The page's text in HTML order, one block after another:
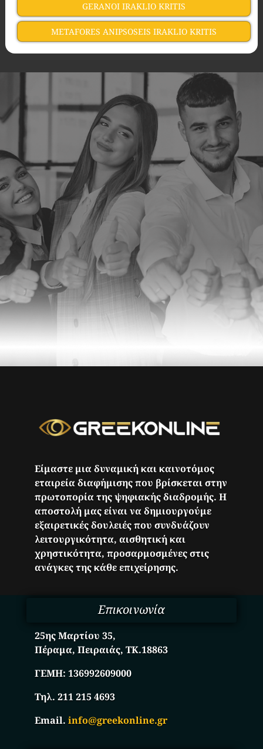
GERANOI IRAKLIO KRITIS
METAFORES ANIPSOSEIS IRAKLIO KRITIS
Είμαστε μια δυναμική και καινοτόμος
εταιρεία διαφήμισης που βρίσκεται στην
πρωτοπορία της ψηφιακής διαδρομής. Η
αποστολή μας είναι να δημιουργούμε
εξαιρετικές δουλειές που συνδυάζουν
λειτουργικότητα, αισθητική και
χρηστικότητα, προσαρμοσμένες στις
ανάγκες της κάθε επιχείρησης.
Επικοινωνία
25ης Μαρτίου 35,
Πέραμα, Πειραιάς, ΤΚ.18863
ΓΕΜΗ:136992609000
Τηλ. 211 215 4693
Email.info@greekonline.gr